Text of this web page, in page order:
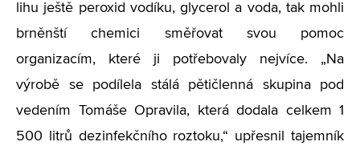
lihu ještě peroxid vodíku, glycerol a voda, tak mohli
brněnští chemici směřovat svou pomoc
organizacím, které ji potřebovaly nejvíce. „Na
výrobě se podílela stálá pětičlenná skupina pod
vedením Tomáše Opravila, která dodala celkem 1
500 litrů dezinfekčního roztoku,“ upřesnil tajemník